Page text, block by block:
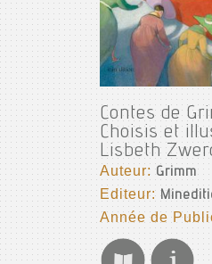
Contes de
Choisis et
Lisbeth
Auteur:Grimm
Editeur:
Année de